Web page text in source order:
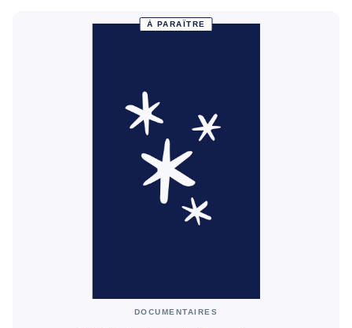
À PARAÎTRE
DOCUMENTAIRES